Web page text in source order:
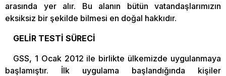
arasında yer alır. Bu alanın bütün vatandaşlarımızın
eksiksiz bir şekilde bilmesi en doğal hakkıdır.
GELİR TESTİ SÜRECİ
GSS, 1 Ocak 2012 ile birlikte ülkemizde uygulanmaya
başlamıştır. İlk uygulama başlandığında kişiler